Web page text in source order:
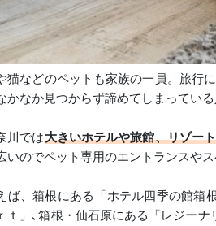
猫などのペットも家族の一員。旅行
かなか見つからず諦めてしまってい
川では大きいホテルや旅館、リゾー
いのでペット専用のエントランスや
ば、箱根にある「ホテル四季の館箱
ｔ」､箱根・仙石原にある「レジー